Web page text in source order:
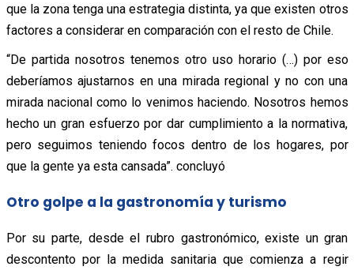
que la zona tenga una estrategia distinta, ya que existen otros
factores a considerar en comparación con el resto de Chile.
“De partida nosotros tenemos otro uso horario (…) por eso
deberíamos ajustarnos en una mirada regional y no con una
mirada nacional como lo venimos haciendo. Nosotros hemos
hecho un gran esfuerzo por dar cumplimiento a la normativa,
pero seguimos teniendo focos dentro de los hogares, por
que la gente ya esta cansada”. concluyó
Otro golpe a la gastronomía y turismo
Por su parte, desde el rubro gastronómico, existe un gran
descontento por la medida sanitaria que comienza a regir